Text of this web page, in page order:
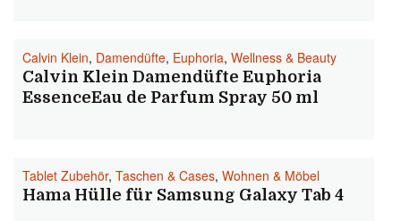
Calvin Klein, Damendüfte, Euphoria, Wellness & Beauty
Calvin Klein Damendüfte Euphoria
EssenceEau de Parfum Spray 50 ml
Tablet Zubehör, Taschen & Cases, Wohnen & Möbel
Hama Hülle für Samsung Galaxy Tab 4